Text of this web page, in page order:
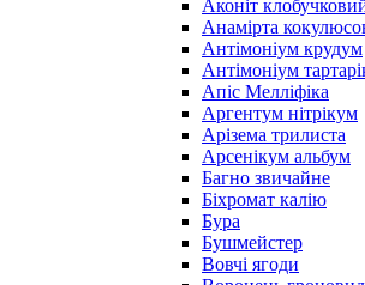
Аконіт
Анамірта
Антімоніум крудум
Антімоніум
Апіс Мелліфіка
Аргентум нітрікум
Арізема трилиста
Арсенікум альбум
Багно звичайне
Біхромат калію
Бура
Бушмейстер
Вовчі ягоди